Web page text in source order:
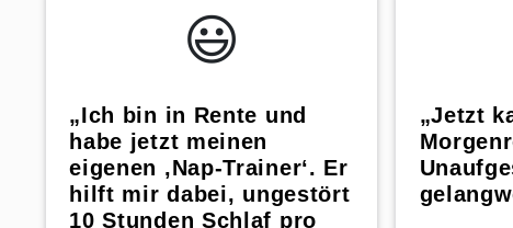
😃️
„Ich bin in Rente und
habe jetzt meinen
eigenen ‚Nap-Trainer‘. Er
hilft mir dabei, ungestört
10 Stunden Schlaf pro
„Jetzt